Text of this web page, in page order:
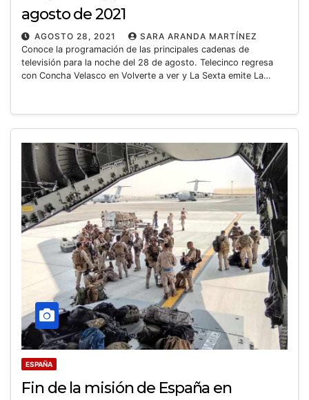
agosto de 2021
AGOSTO 28, 2021
SARA ARANDA MARTÍNEZ
Conoce la programación de las principales cadenas de
televisión para la noche del 28 de agosto. Telecinco regresa
con Concha Velasco en Volverte a ver y La Sexta emite La…
ESPAÑA
Fin de la misión de España en